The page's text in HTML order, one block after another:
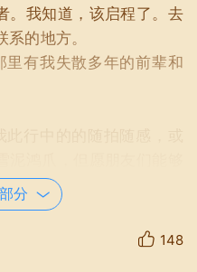
。我知道，该启程了。去
的地方。
有我失散多年的前辈和
志愿者小刘和小叶，便
丰富的的行程。往后的十
分
148